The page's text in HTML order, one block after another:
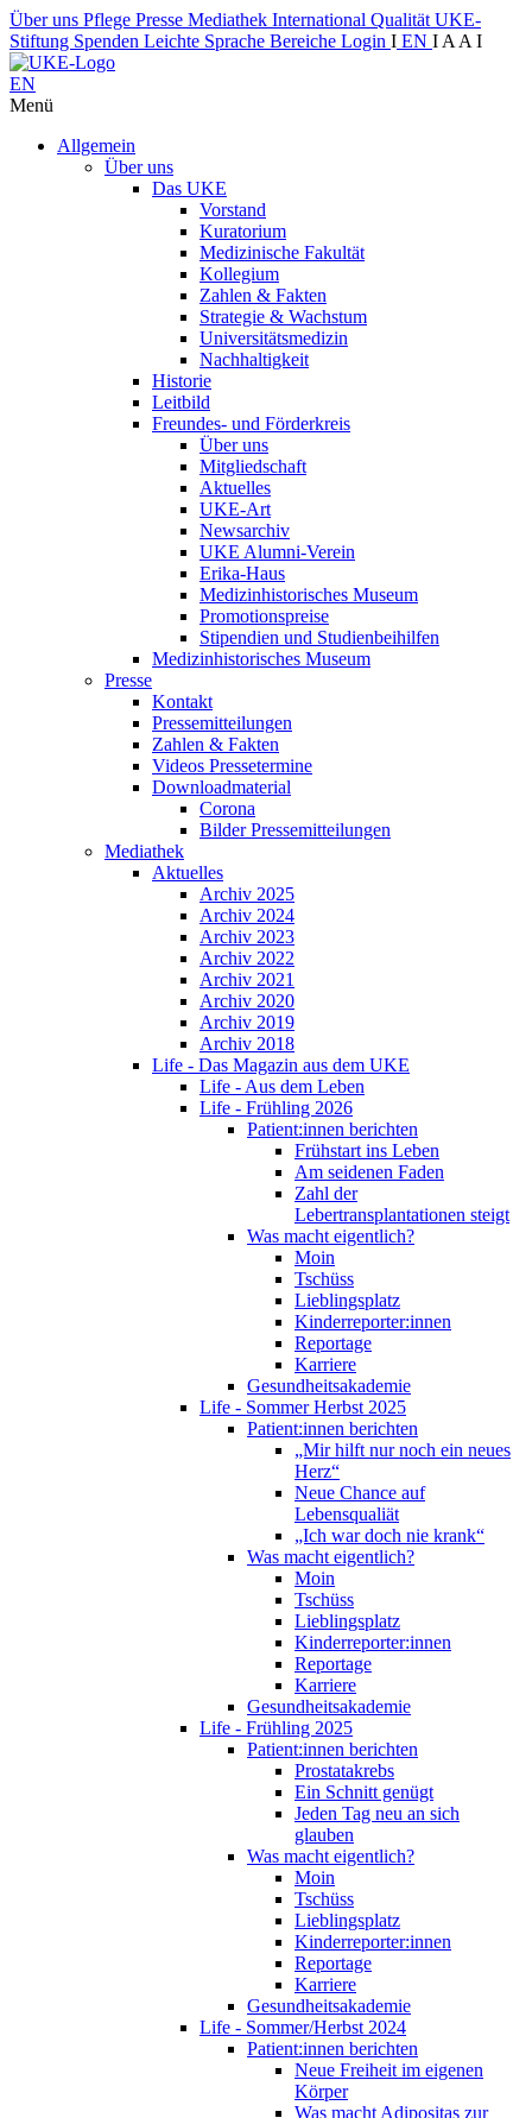
Über uns Pflege Presse Mediathek International Qualität UKE-
Stiftung Spenden Leichte Sprache Bereiche Login I EN I A A I
EN
Menü
Allgemein
Über uns
Das UKE
Vorstand
Kuratorium
Medizinische Fakultät
Kollegium
Zahlen & Fakten
Strategie & Wachstum
Universitätsmedizin
Nachhaltigkeit
Historie
Leitbild
Freundes- und Förderkreis
Über uns
Mitgliedschaft
Aktuelles
UKE-Art
Newsarchiv
UKE Alumni-Verein
Erika-Haus
Medizinhistorisches Museum
Promotionspreise
Stipendien und Studienbeihilfen
Medizinhistorisches Museum
Presse
Kontakt
Pressemitteilungen
Zahlen & Fakten
Videos Pressetermine
Downloadmaterial
Corona
Bilder Pressemitteilungen
Mediathek
Aktuelles
Archiv 2025
Archiv 2024
Archiv 2023
Archiv 2022
Archiv 2021
Archiv 2020
Archiv 2019
Archiv 2018
Life - Das Magazin aus dem UKE
Life - Aus dem Leben
Life - Frühling 2026
Patient:innen berichten
Frühstart ins Leben
Am seidenen Faden
Zahl der
Lebertransplantationen steigt
Was macht eigentlich?
Moin
Tschüss
Lieblingsplatz
Kinderreporter:innen
Reportage
Karriere
Gesundheitsakademie
Life - Sommer Herbst 2025
Patient:innen berichten
„Mir hilft nur noch ein neues
Herz“
Neue Chance auf
Lebensqualiät
„Ich war doch nie krank“
Was macht eigentlich?
Moin
Tschüss
Lieblingsplatz
Kinderreporter:innen
Reportage
Karriere
Gesundheitsakademie
Life - Frühling 2025
Patient:innen berichten
Prostatakrebs
Ein Schnitt genügt
Jeden Tag neu an sich
glauben
Was macht eigentlich?
Moin
Tschüss
Lieblingsplatz
Kinderreporter:innen
Reportage
Karriere
Gesundheitsakademie
Life - Sommer/Herbst 2024
Patient:innen berichten
Neue Freiheit im eigenen
Körper
Was macht Adipositas zur